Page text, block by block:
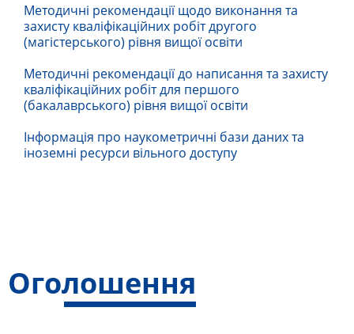
Методичні рекомендації щодо виконання та
захисту кваліфікаційних робіт другого
(магістерського) рівня вищої освіти
Методичні рекомендації до написання та захисту
кваліфікаційних робіт для першого
(бакалаврського) рівня вищої освіти
Інформація про наукометричні бази даних та
іноземні ресурси вільного доступу
Оголошення